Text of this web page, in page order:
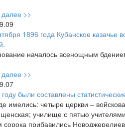
далее >>
1896 года Кубанское казачье
началось всенощным
далее >>
были составлены
имелись: четыре церкви –
училище с пятью
сорока прибавились